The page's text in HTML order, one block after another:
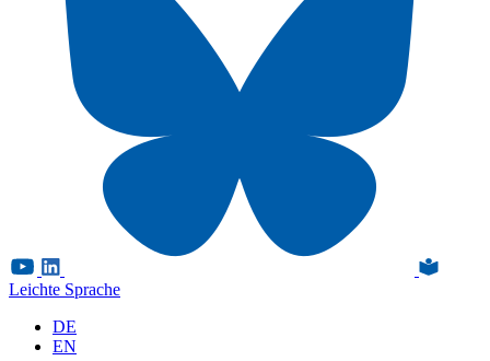
Leichte Sprache
DE
EN